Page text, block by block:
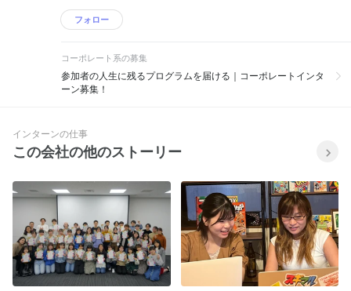
フォロー
コーポレート系の募集
参加者の人生に残るプログラムを届ける｜コーポレートインタ
ーン募集！
インターンの仕事
この会社の他のストーリー